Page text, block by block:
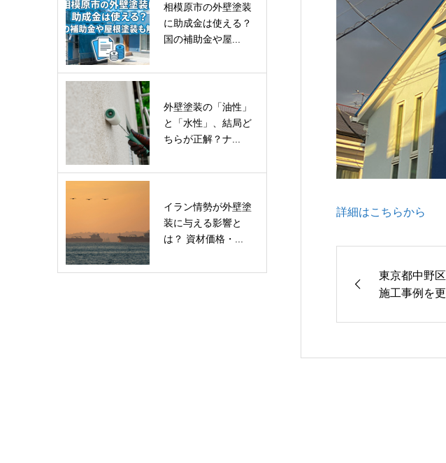
詳細はこちらから
東京都中野
施工事例を
相模原市の外壁塗装
に助成金は使える？
国の補助金や屋...
外壁塗装の「油性」
と「水性」、結局ど
ちらが正解？ナ...
イラン情勢が外壁塗
装に与える影響と
は？ 資材価格・...